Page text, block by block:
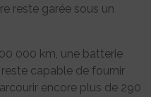
reste garée sous un
000 km, une batterie
capable de fournir
encore plus de 290